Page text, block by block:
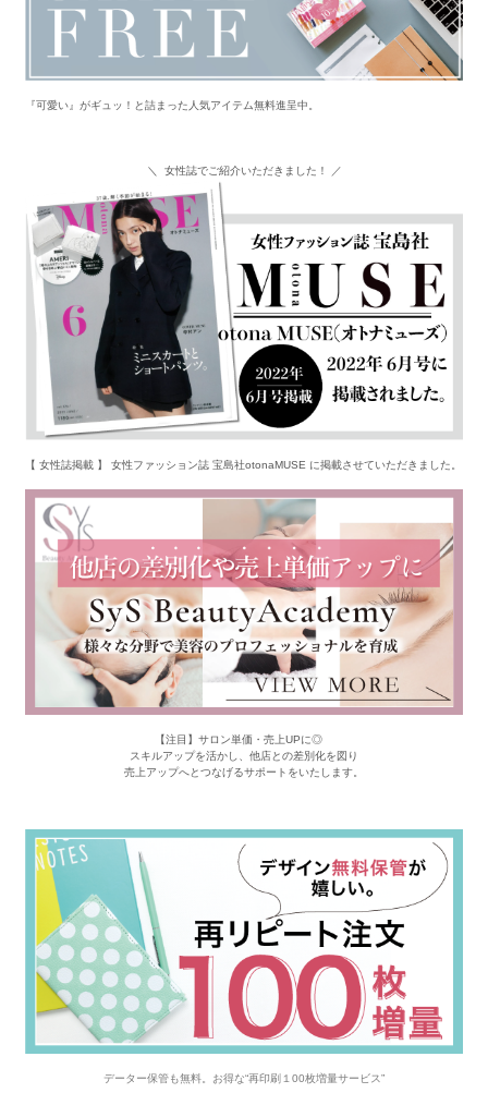
『可愛い』がギュッ！と詰まった人気アイテム無料進呈中。
＼ 女性誌でご紹介いただきました！ ／
【 女性誌掲載 】 女性ファッション誌 宝島社otonaMUSE に掲載させていただきました。
【注目】サロン単価・売上UPに◎
スキルアップを活かし、他店との差別化を図り
売上アップへとつなげるサポートをいたします。
データー保管も無料。お得な“再印刷１00枚増量サービス”